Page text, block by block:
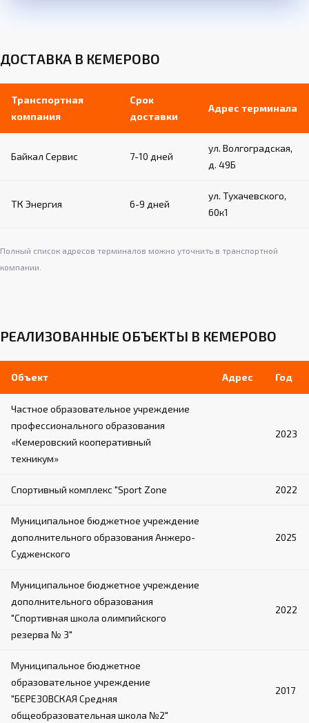
ДОСТАВКА В КЕМЕРОВО
Транспортная
компания
Срок
доставки
Адрес терминала
Байкал Сервис 7-10 дней
ул. Волгоградская,
д. 49Б
ТК Энергия 6-9 дней
ул. Тухачевского,
60к1
Полный список адресов терминалов можно уточнить в транспортной
компании.
РЕАЛИЗОВАННЫЕ ОБЪЕКТЫ В КЕМЕРОВО
Объект Адрес Год
Частное образовательное учреждение
профессионального образования
«Кемеровский кооперативный
техникум»
2023
Спортивный комплекс "Sport Zone 2022
Муниципальное бюджетное учреждение
дополнительного образования Анжеро-
Судженского
2025
Муниципальное бюджетное учреждение
дополнительного образования
"Спортивная школа олимпийского
резерва № 3"
2022
Муниципальное бюджетное
образовательное учреждение
"БЕРЕЗОВСКАЯ Средняя
общеобразовательная школа №2"
2017